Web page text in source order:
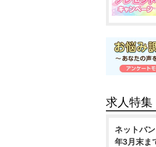
求人特集
ネットバ
年3月末ま